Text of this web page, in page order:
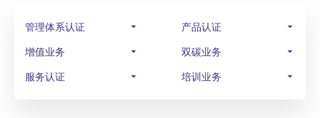
管理体系认证 产品认证
增值业务 双碳业务
服务认证 培训业务